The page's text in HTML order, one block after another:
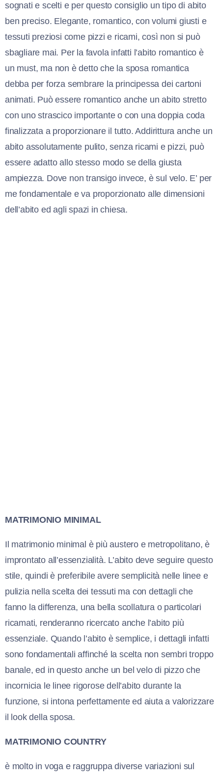
sognati e scelti e per questo consiglio un tipo di abito
ben preciso. Elegante, romantico, con volumi giusti e
tessuti preziosi come pizzi e ricami, così non si può
sbagliare mai. Per la favola infatti l’abito romantico è
un must, ma non è detto che la sposa romantica
debba per forza sembrare la principessa dei cartoni
animati. Può essere romantico anche un abito stretto
con uno strascico importante o con una doppia coda
finalizzata a proporzionare il tutto. Addirittura anche un
abito assolutamente pulito, senza ricami e pizzi, può
essere adatto allo stesso modo se della giusta
ampiezza. Dove non transigo invece, è sul velo. E’ per
me fondamentale e va proporzionato alle dimensioni
dell’abito ed agli spazi in chiesa.
MATRIMONIO MINIMAL
Il matrimonio minimal è più austero e metropolitano, è
improntato all’essenzialità. L’abito deve seguire questo
stile, quindi è preferibile avere semplicità nelle linee e
pulizia nella scelta dei tessuti ma con dettagli che
fanno la differenza, una bella scollatura o particolari
ricamati, renderanno ricercato anche l’abito più
essenziale. Quando l’abito è semplice, i dettagli infatti
sono fondamentali affinché la scelta non sembri troppo
banale, ed in questo anche un bel velo di pizzo che
incornicia le linee rigorose dell’abito durante la
funzione, si intona perfettamente ed aiuta a valorizzare
il look della sposa.
MATRIMONIO COUNTRY
è molto in voga e raggruppa diverse variazioni sul